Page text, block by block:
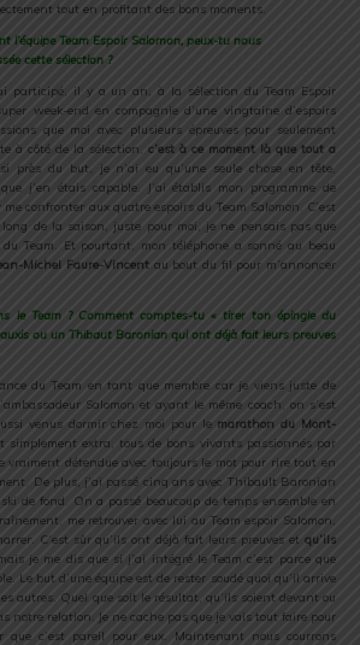
tout en profitant des bons moments.
l’équipe Team Espoir Salomon, peux-tu nous
cette sélection ?
participé, il y a un an, à la sélection du Team Espoir
week-end en compagnie d’une vingtaine d’espoirs
que moi avec plusieurs épreuves pour seulement
à côté de la sélection, c’est à ce moment là que tout a
près du but, je n’ai eu qu’une seule chose en tête,
j’en étais capable. J’ai établis mon programme de
confronter aux quatre espoirs du Team Salomon. C’est
de la saison, juste pour moi, je ne pensais pas que
du Team. Et pourtant, mon téléphone a sonné au beau
Michel Faure-Vincent au bout du fil pour m’annoncer
le Team ? Comment comptes-tu « tirer ton épingle du
ou un Thibaut Baronian qui ont déjà fait leurs preuves
du Team en tant que membre car je viens juste de
Salomon et ayant le même coach, on s’est
venus dormir chez moi pour le marathon du Mont-
simplement extra, tous de bons vivants passionnés par
vraiment détendue avec toujours le mot pour rire tout en
De plus, j’ai passé cinq ans avec Thibault Baronian
de fond. On a passé beaucoup de temps ensemble en
me retrouver avec lui au Team espoir Salomon,
C’est sûr qu’ils ont déjà fait leurs preuves et qu’ils
je me dis que si j’ai intégré le Team c’est parce que
Le but d’une équipe est de rester soudé quoi qu’il arrive
autres. Quel que soit le résultat, qu’ils soient devant ou
notre relation. Je ne cache pas que je vais tout faire pour
c’est pareil pour eux. Maintenant nous courrons